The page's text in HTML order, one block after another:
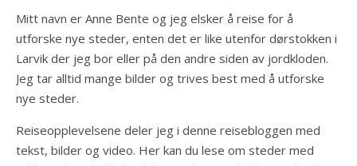
Mitt navn er Anne Bente og jeg elsker å reise for å
utforske nye steder, enten det er like utenfor dørstokken i
Larvik der jeg bor eller på den andre siden av jordkloden.
Jeg tar alltid mange bilder og trives best med å utforske
nye steder.
Reiseopplevelsene deler jeg i denne reisebloggen med
tekst, bilder og video. Her kan du lese om steder med